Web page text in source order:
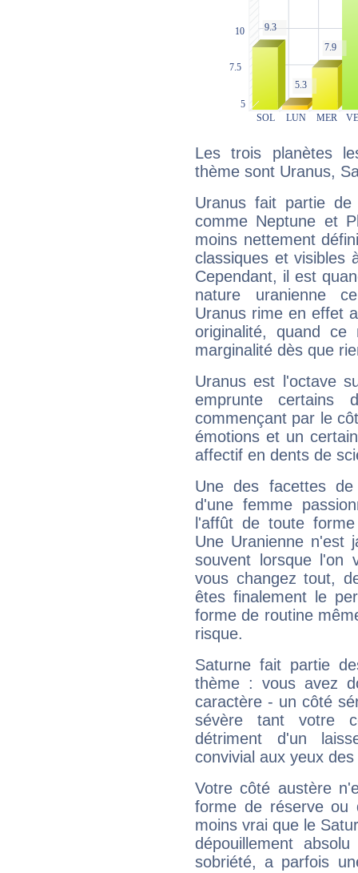
Les trois planètes
thème sont Uranus,
Uranus fait partie
comme Neptune et
moins nettement
classiques et visibles
Cependant, il est
nature uranienne
Uranus rime en effet
originalité, quand ce
marginalité dès que
Uranus est l'octave
emprunte
commençant par le
émotions et un
affectif en dents de
Une des facettes
d'une femme
l'affût de toute
Une Uranienne n'est
souvent lorsque l'on
vous changez tout,
êtes finalement le
forme de routine
risque.
Saturne fait partie
thème : vous avez
caractère - un côté
sévère tant votre
détriment d'un
convivial aux yeux
Votre côté austère
forme de réserve
moins vrai que le
dépouillement
sobriété, a parfois